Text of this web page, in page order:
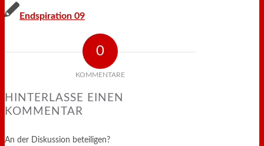
Endspiration 09
0
KOMMENTARE
HINTERLASSE EINEN
KOMMENTAR
An der Diskussion beteiligen?